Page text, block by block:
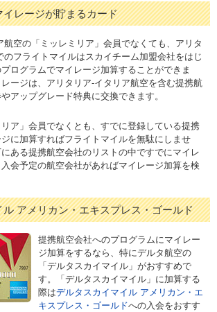
レージが貯まるカード
航空の「ミッレミリア」会員でなくても、アリタ
のフライトマイルはスカイチーム加盟会社をはじ
ログラムでマイレージ加算することができま
ージは、アリタリア-イタリア航空を含む提携航
アップグレード特典に交換できます。
ア」会員でなくとも、すでに登録している提携
に加算すればフライトマイルを無駄にしませ
ある提携航空会社のリストの中ですでにマイレ
会予定の航空会社があればマイレージ加算を検
アメリカン・エキスプレス・ゴールド
提携航空会社へのプログラムにマイレー
ジ加算をするなら、特にデルタ航空の
「デルタスカイマイル」がおすすめで
す。「デルタスカイマイル」に加算する
際はデルタスカイマイル アメリカン・エ
キスプレス・ゴールドへの入会をおすす